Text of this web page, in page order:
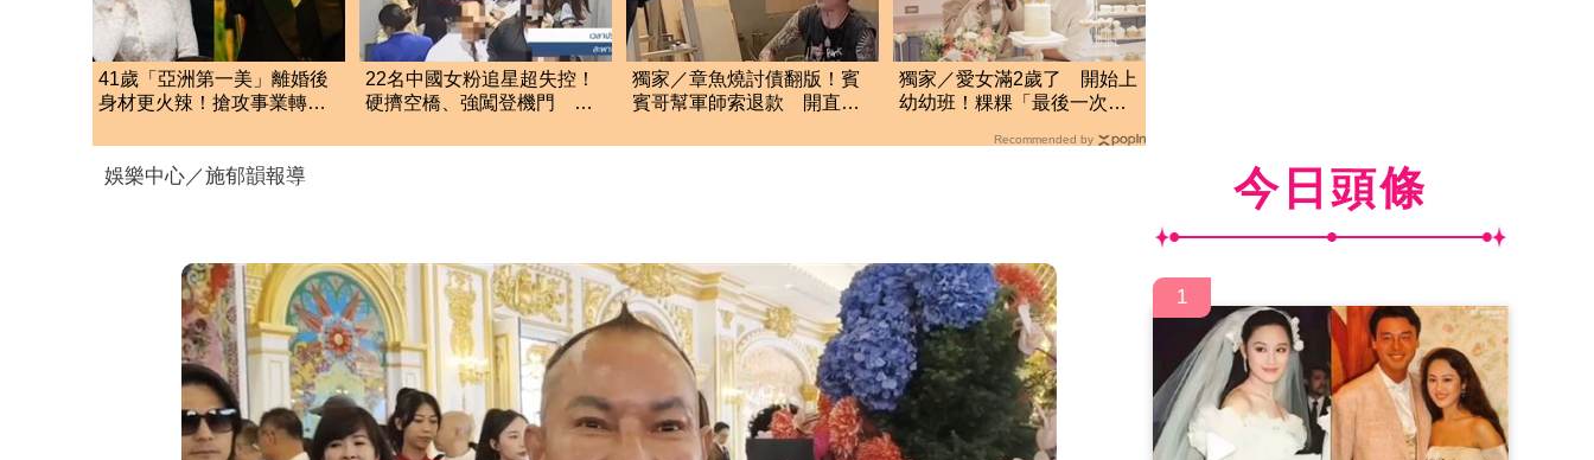
41歲「亞洲第一美」離婚後
身材更火辣！搶攻事業轉戰
22名中國女粉追星超失控！
硬擠空橋、強闖登機門 泰
獨家／章魚燒討債翻版！賓
賓哥幫軍師索退款 開直播
獨家／愛女滿2歲了 開始上
幼幼班！粿粿「最後一次
Recommended by
娛樂中心／施郁韻報導 今日頭條
1